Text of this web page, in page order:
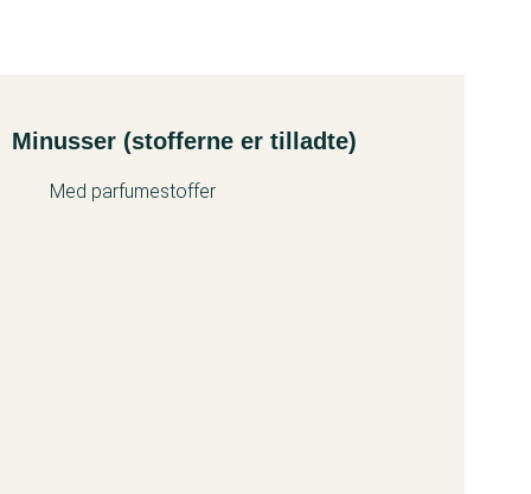
Minusser (stofferne er tilladte)
Med parfumestoffer